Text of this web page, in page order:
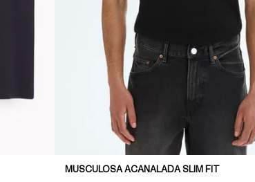
MUSCULOSA ACANALADA SLIM FIT